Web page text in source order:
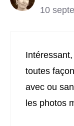
10
toutes
avec ou
les photos